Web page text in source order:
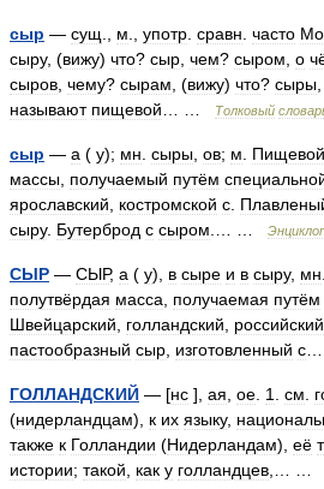
сыр — сущ м употр сравн часто
сыру, (вижу) что? сыр чем? сыром о
сыров чему? сырам , (вижу) что? сыры
называют пищевой Толковый
сыр — а ( у); мн сыры ов; м Пищевой
массы получаемый путём
ярославский
костромской с
сыру. Бутерброд с сыром
СЫР — СЫР, а ( у), в сыре и в сыру, мн
полутвёрдая масса получаемая путём
Швейцарский
голландский российский
пастообразный сыр изготовленный с
ГОЛЛАНДСКИЙ — [нс ], ая ое 1 см
(нидерландцам), к их языку,
также к Голландии (Нидерландам), её
истории; такой как у голландцев